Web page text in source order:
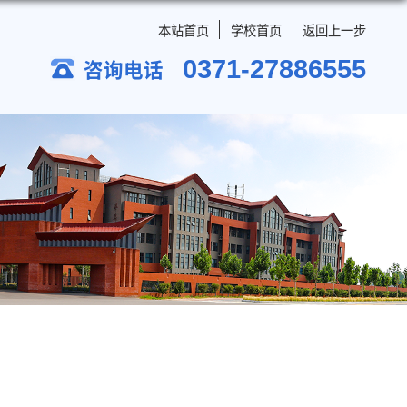
本站首页 学校首
咨询电话 0371-